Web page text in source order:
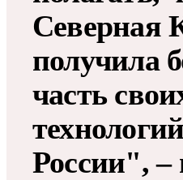
Северная
получила
часть
России", –